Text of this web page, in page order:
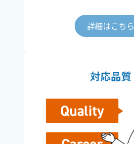
詳細はこちら
対応品質